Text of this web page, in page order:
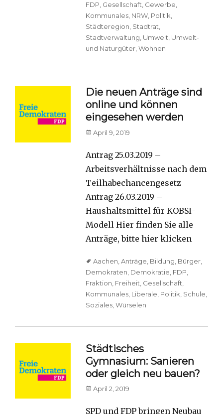
FDP, Gesellschaft, Gewerbe,
Kommunales, NRW, Politik,
Städteregion, Stadtrat,
Stadtverwaltung, Umwelt, Umwelt-
und Naturgüter,Wohnen
Die neuen Anträge sind
online und können
eingesehen werden
Posted
April 9, 2019
Antrag 25.03.2019 –
Arbeitsverhältnisse nach dem
Teilhabechancengesetz
Antrag 26.03.2019 –
Haushaltsmittel für KOBSI-
Modell Hier finden Sie alle
Anträge, bitte hier klicken
TagsAachen ,Anträge Bildung Bürger
Demokraten Demokratie FDP
Fraktion Freiheit Gesellschaft
Kommunales Liberale Politik Schule
Soziales ,Würselen
Städtisches
Gymnasium: Sanieren
oder gleich neu bauen?
Posted
April 2, 2019
SPD und FDP bringen Neubau